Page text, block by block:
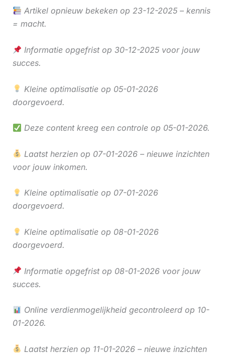
Artikel opnieuw bekeken op 23-12-2025 – kennis
= macht.
Informatie opgefrist op 30-12-2025 voor jouw
succes.
Kleine optimalisatie op 05-01-2026
doorgevoerd.
Deze content kreeg een controle op 05-01-2026.
Laatst herzien op 07-01-2026 – nieuwe inzichten
voor jouw inkomen.
Kleine optimalisatie op 07-01-2026
doorgevoerd.
Kleine optimalisatie op 08-01-2026
doorgevoerd.
Informatie opgefrist op 08-01-2026 voor jouw
succes.
Online verdienmogelijkheid gecontroleerd op 10-
01-2026.
Laatst herzien op 11-01-2026 – nieuwe inzichten